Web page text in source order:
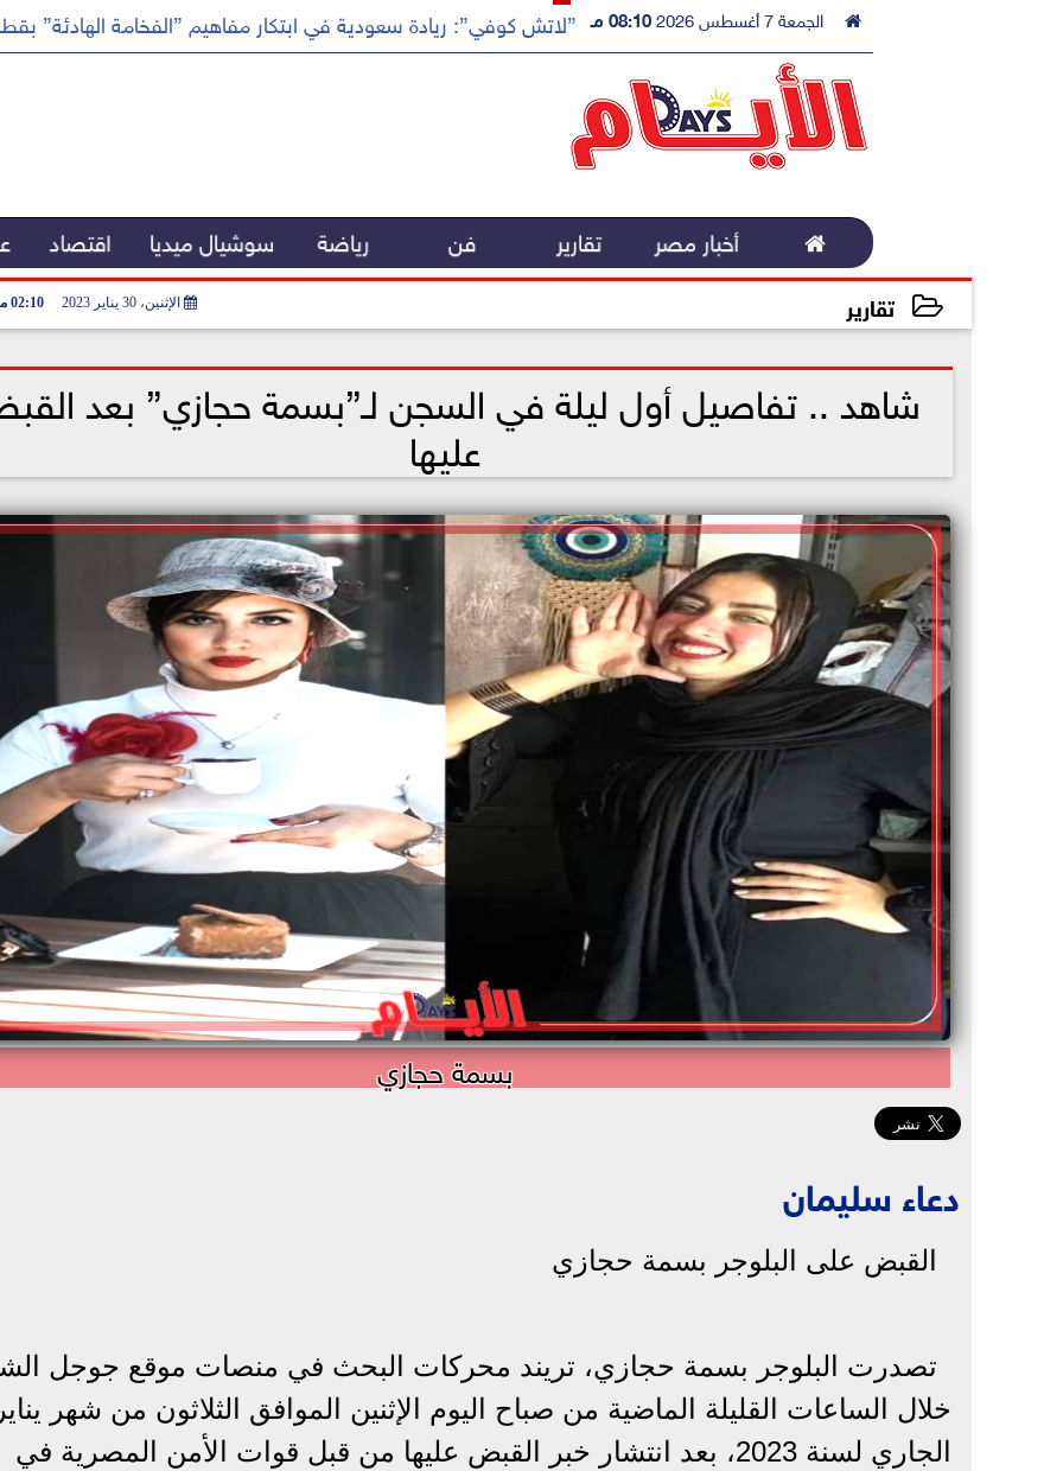
 الجمعة 7 أغسطس 2026 08:10 مـ ”لاتش كوفي”: ريادة سعودية في ابتكار مفاهيم ”الفخامة الهادئة”
 أخبار مصر تقارير فن رياضة سوشيال ميديا اقتصاد
تقارير الإثنين، 30 يناير 2023 02:10 مـ
شاهد .. تفاصيل أول ليلة في السجن لـ”بسمة حجازي” بعد
عليها
بسمة حجازي
دعاء سليمان
القبض على البلوجر بسمة حجازي
تصدرت البلوجر بسمة حجازي، تريند محركات البحث في منصات موقع جوجل
خلال الساعات القليلة الماضية من صباح اليوم الإثنين الموافق الثلاثون من شهر
الجاري لسنة 2023، بعد انتشار خبر القبض عليها من قبل قوات الأمن المصرية في